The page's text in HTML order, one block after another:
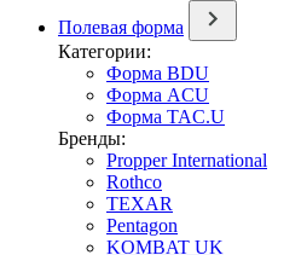
Полевая форма
Категории:
Форма BDU
Форма ACU
Форма TAC.U
Бренды:
Propper International
Rothco
TEXAR
Pentagon
KOMBAT UK